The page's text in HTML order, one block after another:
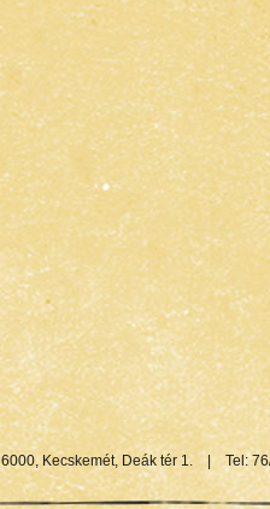
6000, Kecskemét, Deák tér 1. Tel: